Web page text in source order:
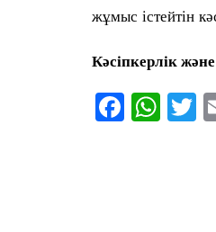
жұмыс істейтін
Кәсіпкерлік
F W T